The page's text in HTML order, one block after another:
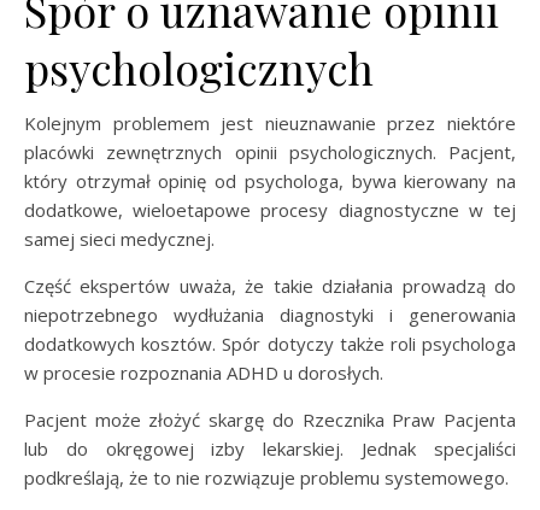
psychologicznych
Kolejnym problemem jest nieuznawanie przez niektóre
placówki zewnętrznych opinii psychologicznych. Pacjent,
który otrzymał opinię od psychologa, bywa kierowany na
dodatkowe, wieloetapowe procesy diagnostyczne w tej
samej sieci medycznej.
Część ekspertów uważa, że takie działania prowadzą do
niepotrzebnego wydłużania diagnostyki i generowania
dodatkowych kosztów. Spór dotyczy także roli psychologa
w procesie rozpoznania ADHD u dorosłych.
Pacjent może złożyć skargę do Rzecznika Praw Pacjenta
lub do okręgowej izby lekarskiej. Jednak specjaliści
podkreślają, że to nie rozwiązuje problemu systemowego.